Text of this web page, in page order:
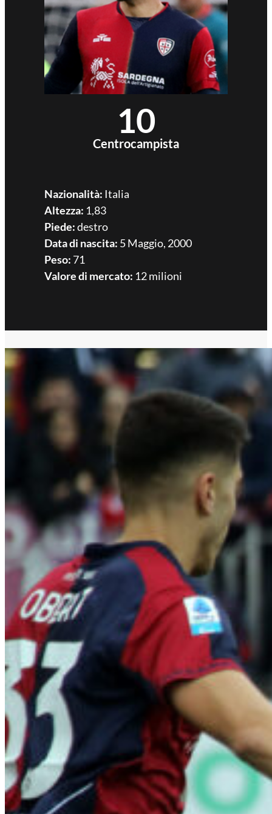
10
Centrocampista
Nazionalità: Italia
Altezza: 1,83
Piede:destro
Data di nascita: 5 Maggio, 2000
Peso: 71
Valore di mercato: 12 milioni